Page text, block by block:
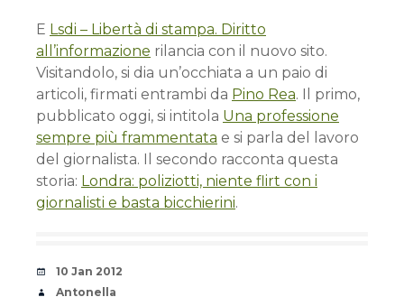
E Lsdi – Libertà di stampa. Diritto
all’informazione rilancia con il nuovo sito.
Visitandolo, si dia un’occhiata a un paio di
articoli, firmati entrambi da Pino Rea. Il primo,
pubblicato oggi, si intitola Una professione
sempre più frammentata e si parla del lavoro
del giornalista. Il secondo racconta questa
storia: Londra: poliziotti, niente flirt con i
giornalisti e basta bicchierini.
Date
10 Jan 2012
Author
Antonella